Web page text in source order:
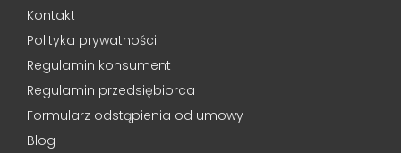
Kontakt
Polityka prywatności
Regulamin konsument
Regulamin przedsiębiorca
Formularz odstąpienia od umowy
Blog